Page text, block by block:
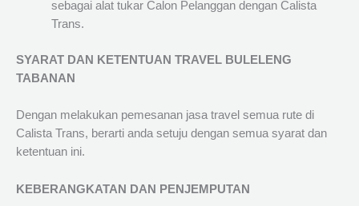
sebagai alat tukar Calon Pelanggan dengan Calista
Trans.
SYARAT DAN KETENTUAN TRAVEL BULELENG
TABANAN
Dengan melakukan pemesanan jasa travel semua rute di
Calista Trans, berarti anda setuju dengan semua syarat dan
ketentuan ini.
KEBERANGKATAN DAN PENJEMPUTAN